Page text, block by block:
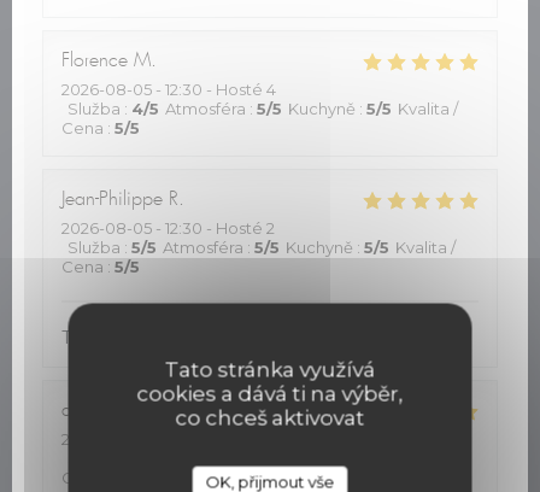
Tato stránka využívá
cookies a dává ti na výběr,
co chceš aktivovat
OK, přijmout vše
Florence M
2026-08-05 - 12:30 - Hosté 4
Služba : 4/5 Atmosféra : 5/5 Kuchyně : 5/5 Kvalita /
Cena : 5/5
Jean-Philippe R
2026-08-05 - 12:30 - Hosté 2
Služba : 5/5 Atmosféra : 5/5 Kuchyně : 5/5 Kvalita /
Cena : 5/5
Très bon accueil. Cuisine de qualité
dawn
2026-08-05
Cena